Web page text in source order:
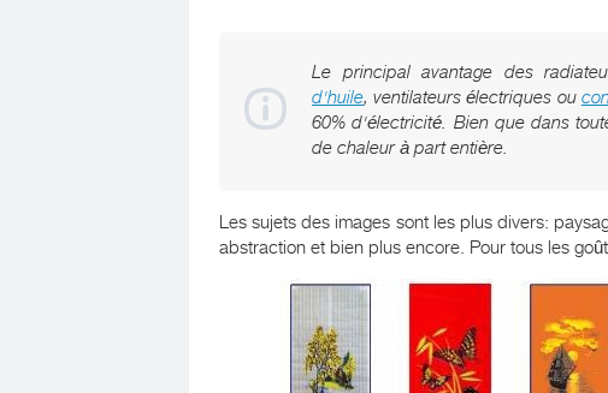
Le principal avantage des
d'huile, ventilateurs électriques ou
60% d'électricité. Bien que dans
de chaleur à part entière.
Les sujets des images sont les plus divers:
abstraction et bien plus encore. Pour tous les